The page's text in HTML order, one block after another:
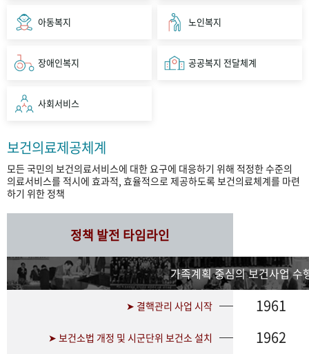
아동복지 노인복지
장애인복지 공공복지 전달체계
사회서비스
보건의료제공체계
모든 국민의 보건의료서비스에 대한 요구에 대응하기 위해 적정한 수준의
의료서비스를 적시에 효과적, 효율적으로 제공하도록 보건의료체계를 마련
하기 위한 정책
정책 발전 타임라인
가족계획 중심의 보건사업 수
➤ 결핵관리 사업 시작 1961
➤ 보건소법 개정 및 시군단위 보건소 설치 1962